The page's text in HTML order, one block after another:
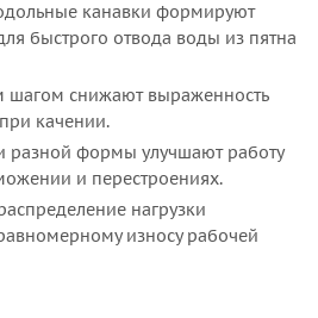
канавки формируют
быстрого отвода воды из пятна
шагом снижают выраженность
качении.
разной формы улучшают работу
и перестроениях.
нагрузки
износу рабочей